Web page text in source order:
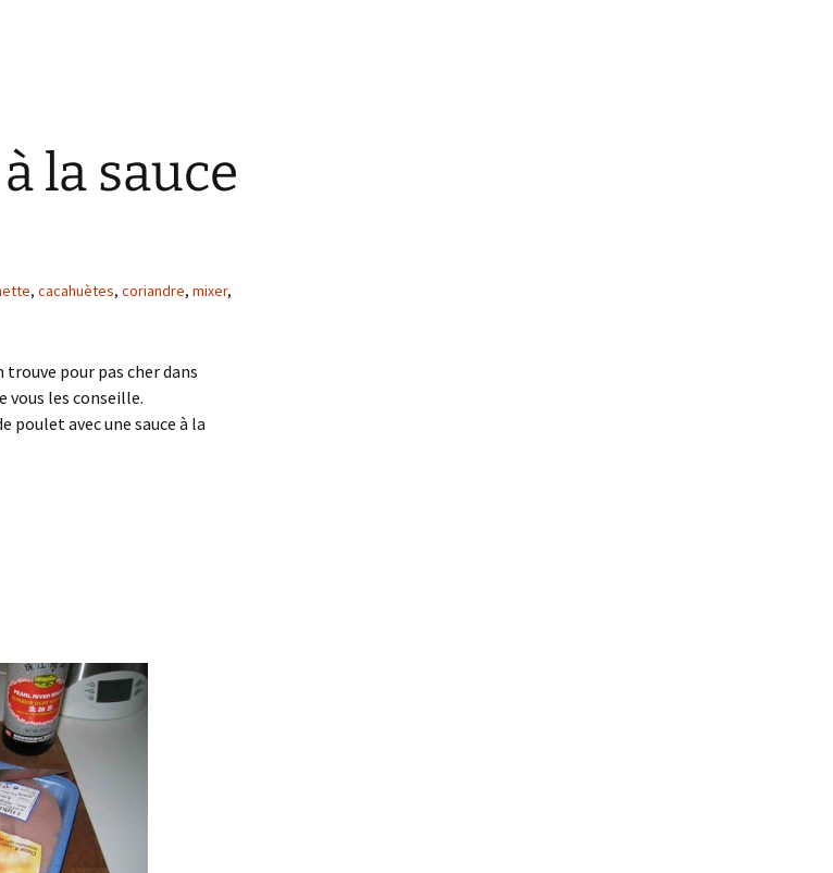
la sauce
, cacahuètes, coriandre, mixer,
trouve pour pas cher dans
vous les conseille.
poulet avec une sauce à la